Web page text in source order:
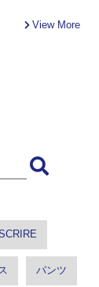
View More
パンツ